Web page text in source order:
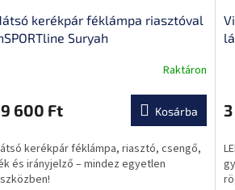
kerékpár féklámpa riasztóval
Suryah
Raktáron
600 Ft Kosárba
kerékpár féklámpa, riasztó, csengő,
és irányjelző – mindez egyetlen